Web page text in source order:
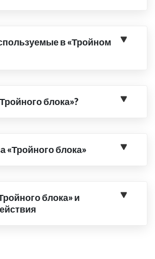
в «Тройном
блока»?
«Тройного блока»
блока» и